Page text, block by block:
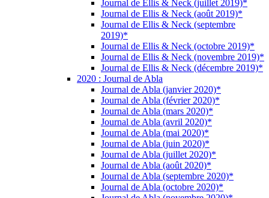
Journal de Ellis & Neck (juillet 2019)*
Journal de Ellis & Neck (août 2019)*
Journal de Ellis & Neck (septembre
2019)*
Journal de Ellis & Neck (octobre 2019)*
Journal de Ellis & Neck (novembre 2019)*
Journal de Ellis & Neck (décembre 2019)*
2020 : Journal de Abla
Journal de Abla (janvier 2020)*
Journal de Abla (février 2020)*
Journal de Abla (mars 2020)*
Journal de Abla (avril 2020)*
Journal de Abla (mai 2020)*
Journal de Abla (juin 2020)*
Journal de Abla (juillet 2020)*
Journal de Abla (août 2020)*
Journal de Abla (septembre 2020)*
Journal de Abla (octobre 2020)*